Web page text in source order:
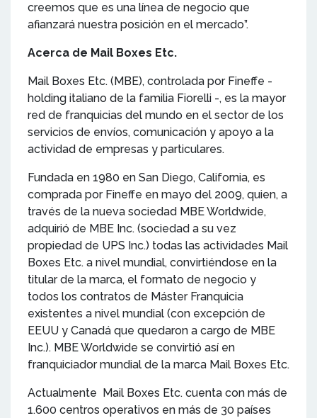
creemos que es una línea de negocio que
afianzará nuestra posición en el mercado”.
Acerca de Mail Boxes Etc.
Mail Boxes Etc. (MBE), controlada por Fineffe -
holding italiano de la familia Fiorelli -, es la mayor
red de franquicias del mundo en el sector de los
servicios de envíos, comunicación y apoyo a la
actividad de empresas y particulares.
Fundada en 1980 en San Diego, California, es
comprada por Fineffe en mayo del 2009, quien, a
través de la nueva sociedad MBE Worldwide,
adquirió de MBE Inc. (sociedad a su vez
propiedad de UPS Inc.) todas las actividades Mail
Boxes Etc. a nivel mundial, convirtiéndose en la
titular de la marca, el formato de negocio y
todos los contratos de Máster Franquicia
existentes a nivel mundial (con excepción de
EEUU y Canadá que quedaron a cargo de MBE
Inc.). MBE Worldwide se convirtió así en
franquiciador mundial de la marca Mail Boxes Etc.
Actualmente Mail Boxes Etc. cuenta con más de
1.600 centros operativos en más de 30 países